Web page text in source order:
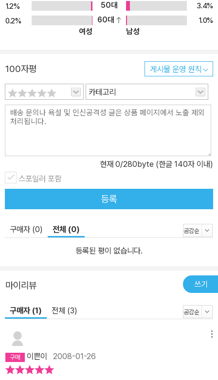
1.2%
50대
3.4%
0.2%
60대
1.0%
여성
남성
100자평 게시물 운영 원칙
카테고리
현재 0/280byte (한글 140자 이내)
스포일러 포함
등록
구매자 (0) 전체 (0)
등록된 평이 없습니다.
마이리뷰 쓰기
구매자 (1) 전체 (3)
이쁜이 2008-01-26